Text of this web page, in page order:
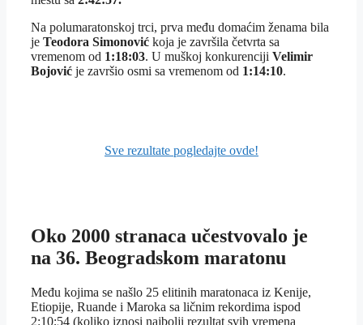
Na polumaratonskoj trci, prva među domaćim ženama bila
je Teodora Simonović koja je završila četvrta sa
vremenom od 1:18:03. U muškoj konkurenciji Velimir
Bojović je završio osmi sa vremenom od 1:14:10.
Sve rezultate pogledajte ovde!
Oko 2000 stranaca učestvovalo je
na 36. Beogradskom maratonu
Među kojima se našlo 25 elitinih maratonaca iz Kenije,
Etiopije, Ruande i Maroka sa ličnim rekordima ispod
2:10;54 (koliko iznosi najbolji rezultat svih vremena